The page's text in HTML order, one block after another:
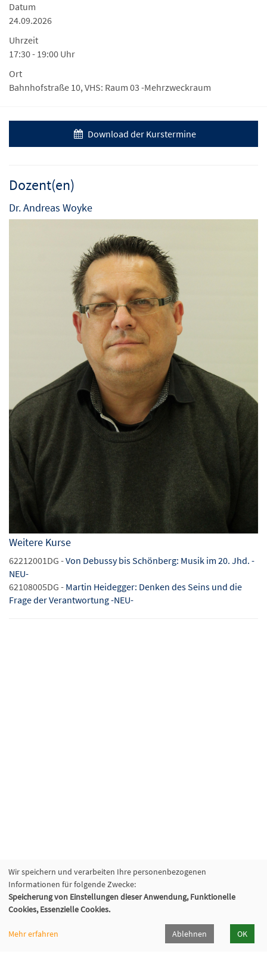
Datum
24.09.2026
Uhrzeit
17:30 - 19:00 Uhr
Ort
Bahnhofstraße 10, VHS: Raum 03 -Mehrzweckraum
Download der Kurstermine
Dozent(en)
Dr. Andreas Woyke
Weitere Kurse
62212001DG -Von Debussy bis Schönberg: Musik im 20. Jhd. -
NEU-
62108005DG - Martin Heidegger: Denken des Seins und die
Frage der Verantwortung -NEU-
Wir speichern und verarbeiten Ihre personenbezogenen
Informationen für folgende Zwecke:
Speicherung von Einstellungen dieser Anwendung, Funktionelle
Cookies, Essenzielle Cookies.
Mehr erfahren Ablehnen OK